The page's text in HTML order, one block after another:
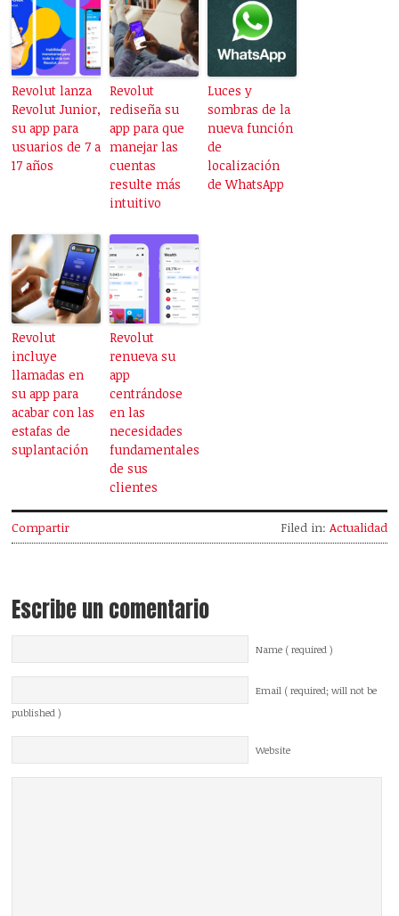
Revolut lanza
Revolut Junior,
su app para
usuarios de 7 a
17 años
Revolut
rediseña su
app para que
manejar las
cuentas
resulte más
intuitivo
Luces y
sombras de la
nueva función
de
localización
de WhatsApp
Revolut
incluye
llamadas en
su app para
acabar con las
estafas de
suplantación
Revolut
renueva su
app
centrándose
en las
necesidades
fundamentales
de sus
clientes
Compartir Filed in: Actualidad
Escribe un comentario
Name ( required )
Email ( required; will not be
published )
Website